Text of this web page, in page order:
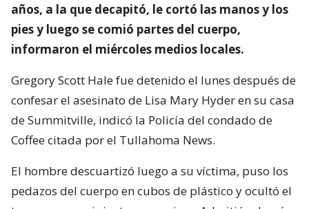
años, a la que decapitó, le cortó las manos y los
pies y luego se comió partes del cuerpo,
informaron el miércoles medios locales.
Gregory Scott Hale fue detenido el lunes después de
confesar el asesinato de Lisa Mary Hyder en su casa
de Summitville, indicó la Policía del condado de
Coffee citada por el Tullahoma News.
El hombre descuartizó luego a su víctima, puso los
pedazos del cuerpo en cubos de plástico y ocultó el